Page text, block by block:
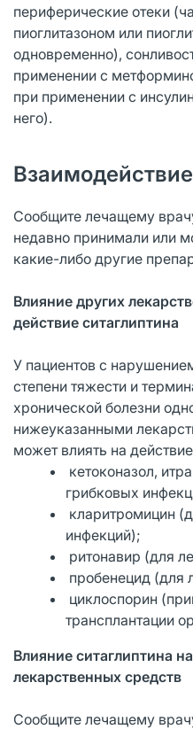
периферические отеки
пиоглитазоном или
одновременно),
применении с
при применении с
него).
Взаимодействие
Сообщите лечащему
недавно принимали или
какие-либо другие
Влияние других
действие ситаглиптина
У пациентов с
степени тяжести и
хронической болезни
нижеуказанными
может влиять на
кетоконазол,
грибковых
кларитромицин
инфекций);
ритонавир (для
пробенецид (для
циклоспорин
трансплантации
Влияние ситаглиптина
лекарственных средств
Сообщите лечащему